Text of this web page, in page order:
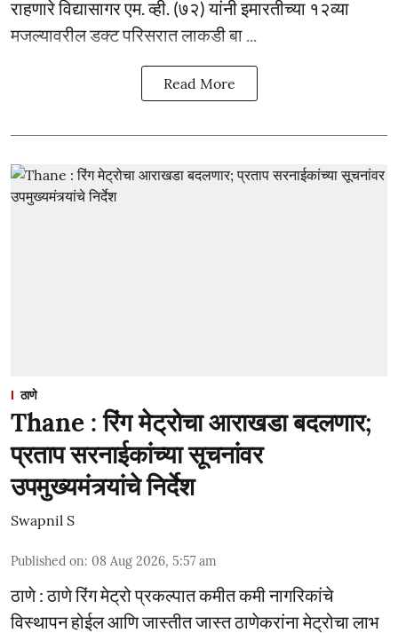
राहणारे विद्यासागर एम. व्ही. (७२) यांनी इमारतीच्या १२व्या
मजल्यावरील डक्ट परिसरात लाकडी बा ...
Read More
ठाणे
Thane : रिंग मेट्रोचा आराखडा बदलणार;
प्रताप सरनाईकांच्या सूचनांवर
उपमुख्यमंत्र्यांचे निर्देश
Swapnil S
Published on: 08 Aug 2026, 5:57 am
ठाणे : ठाणे रिंग मेट्रो प्रकल्पात कमीत कमी नागरिकांचे
विस्थापन होईल आणि जास्तीत जास्त ठाणेकरांना मेट्रोचा लाभ